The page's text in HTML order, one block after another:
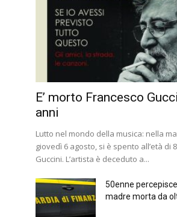
E’ morto Francesco
anni
Lutto nel mondo della musica: nella
giovedì 6 agosto, si è spento all’età di
Guccini. L’artista è deceduto a...
50enne
madre morta da